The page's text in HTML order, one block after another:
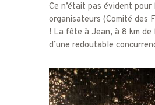
Ce n’était pas évident pour
organisateurs (Comité des
! La fête à Jean, à 8 km de
d’une redoutable